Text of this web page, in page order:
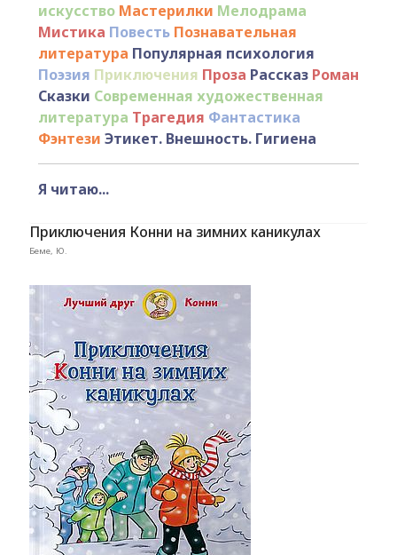
искусство Мастерилки Мелодрама
Мистика Повесть Познавательная
литература Популярная психология
Поэзия Приключения Проза Рассказ Роман
Сказки Современная художественная
литература Трагедия Фантастика
Фэнтези Этикет. Внешность. Гигиена
Я читаю...
Приключения Конни на зимних каникулах
Беме, Ю.